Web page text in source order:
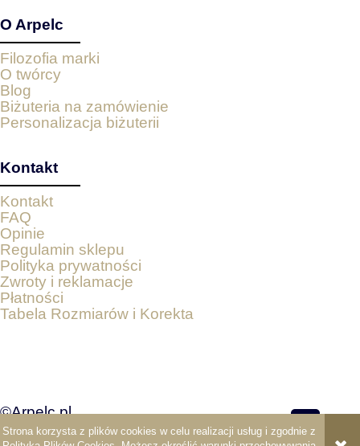
Strona korzysta z plików cookies w celu realizacji usług i zgodnie z
O Arpelc
Filozofia marki
O twórcy
Blog
Biżuteria na zamówienie
Personalizacja biżuterii
Kontakt
Kontakt
FAQ
Opinie
Regulamin sklepu
Polityka prywatności
Zwroty i reklamacje
Płatności
Tabela Rozmiarów i Korekta
©Arpelc.pl
pokaż pełną wersję strony